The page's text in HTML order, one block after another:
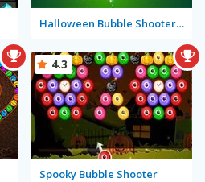
Halloween Bubble Shooter Mobile
Spooky Bubble Shooter
4.3